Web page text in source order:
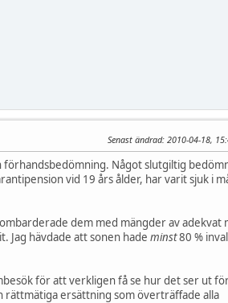
Senast ändrad: 2010-04-18,
Något slutgiltig
vid 19 års ålder, har varit sjuk i
dem med mängder av adekvat
Jag hävdade att sonen hade minst80 %
för att verkligen få se hur det ser ut
rättmätiga ersättning som överträffade alla